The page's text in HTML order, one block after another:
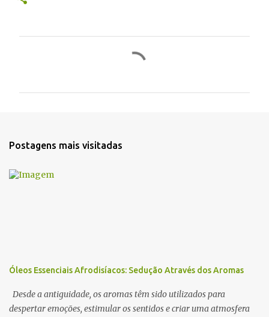
r
Postagens mais visitadas
Óleos Essenciais Afrodisíacos: Sedução Através dos Aromas
Desde a antiguidade, os aromas têm sido utilizados para
despertar emoções, estimular os sentidos e criar uma atmosfera